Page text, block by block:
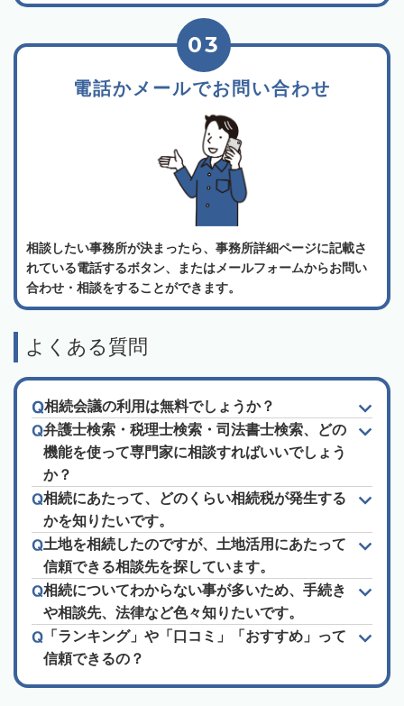
電話かメールでお問い合わせ
03
相談したい事務所が決まったら、事務所詳細ページに記載さ
れている電話するボタン、またはメールフォームからお問い
合わせ・相談をすることができます。
よくある質問
相続会議の利用は無料でしょうか？
弁護士検索・税理士検索・司法書士検索、どの
機能を使って専門家に相談すればいいでしょう
か？
相続にあたって、どのくらい相続税が発生する
かを知りたいです。
土地を相続したのですが、土地活用にあたって
信頼できる相談先を探しています。
相続についてわからない事が多いため、手続き
や相談先、法律など色々知りたいです。
「ランキング」や「口コミ」「おすすめ」って
信頼できるの？